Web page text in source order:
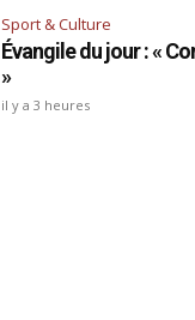
Sport & Culture
Évangile du jour : «
»
il y a 3 heures